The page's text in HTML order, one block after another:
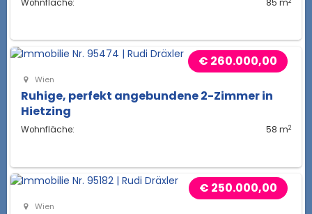
Wohnfläche: 85 m
€ 260.000,00
Wien
Ruhige, perfekt angebundene 2-Zimmer in
Hietzing
Wohnfläche: 58 m2
€ 250.000,00
Wien